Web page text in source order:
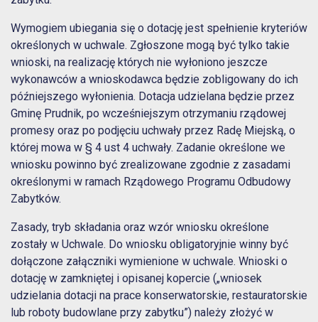
Wymogiem ubiegania się o dotację jest spełnienie kryteriów
określonych w uchwale. Zgłoszone mogą być tylko takie
wnioski, na realizację których nie wyłoniono jeszcze
wykonawców a wnioskodawca będzie zobligowany do ich
późniejszego wyłonienia. Dotacja udzielana będzie przez
Gminę Prudnik, po wcześniejszym otrzymaniu rządowej
promesy oraz po podjęciu uchwały przez Radę Miejską, o
której mowa w § 4 ust 4 uchwały. Zadanie określone we
wniosku powinno być zrealizowane zgodnie z zasadami
określonymi w ramach Rządowego Programu Odbudowy
Zabytków.
Zasady, tryb składania oraz wzór wniosku określone
zostały w Uchwale. Do wniosku obligatoryjnie winny być
dołączone załączniki wymienione w uchwale. Wnioski o
dotację w zamkniętej i opisanej kopercie („wniosek
udzielania dotacji na prace konserwatorskie, restauratorskie
lub roboty budowlane przy zabytku”) należy złożyć w